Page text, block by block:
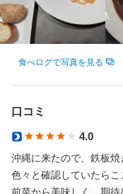
食べログで写真を見る
口コミ
4.0
沖縄に来たので、鉄板
色々と確認していたら
肉の知識
魚の知識 野菜の
テーブルマナー
出店開業ノ
仕入れ・食材の目利き
応募資格
必須スキル・経験
コミュニケーション能力
飲食未経験でもやる気
歓迎スキル・経験